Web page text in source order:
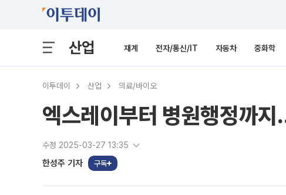
산업 재계 전자/통신/IT 자동차 중화학
이투데이 산업 의료/바이오
엑스레이부터 병원행정까
수정 2025-03-27 13:35
한성주 기자 구독